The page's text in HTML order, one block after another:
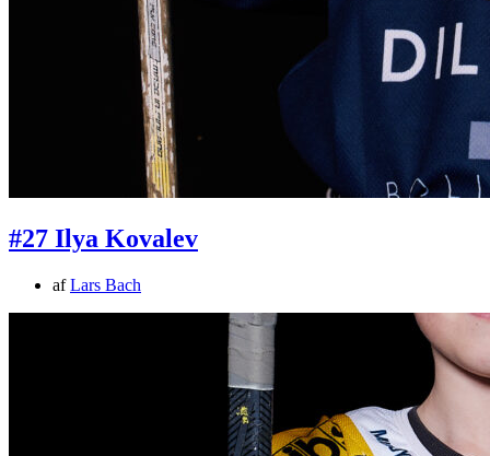
#27 Ilya Kovalev
afLars Bach